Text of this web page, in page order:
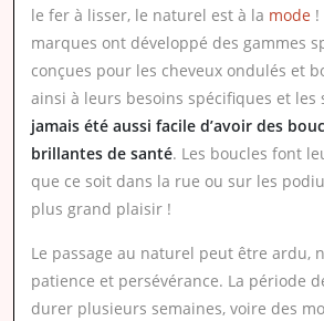
le fer à lisser, le naturel est à la mode !
marques ont développé des gammes
conçues pour les cheveux ondulés et
ainsi à leurs besoins spécifiques et les
jamais été aussi facile d’avoir des
brillantes de santé. Les boucles font
que ce soit dans la rue ou sur les
plus grand plaisir !
Le passage au naturel peut être ardu,
patience et persévérance. La période
durer plusieurs semaines, voire des